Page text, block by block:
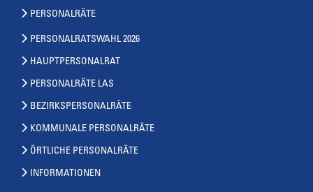
PERSONALRÄTE
PERSONALRATSWAHL 2026
HAUPTPERSONALRAT
PERSONALRÄTE LAS
BEZIRKSPERSONALRÄTE
KOMMUNALE PERSONALRÄTE
ÖRTLICHE PERSONALRÄTE
INFORMATIONEN